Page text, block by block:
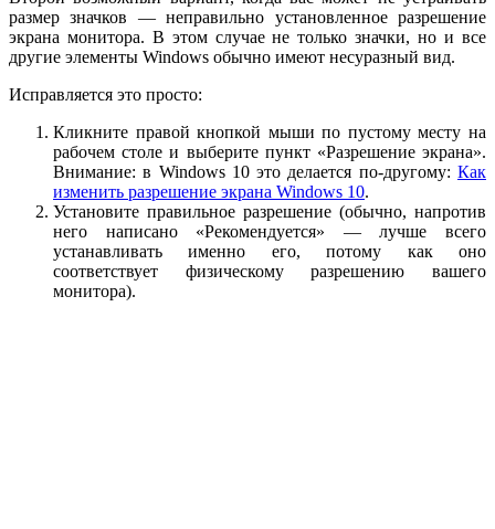
размер значков — неправильно установленное разрешение
экрана монитора. В этом случае не только значки, но и все
другие элементы Windows обычно имеют несуразный вид.
Исправляется это просто:
Кликните правой кнопкой мыши по пустому месту на
рабочем столе и выберите пункт «Разрешение экрана».
Внимание: в Windows 10 это делается по-другому: Как
изменить разрешение экрана Windows 10.
Установите правильное разрешение (обычно, напротив
него написано «Рекомендуется» — лучше всего
устанавливать именно его, потому как оно
соответствует физическому разрешению вашего
монитора).